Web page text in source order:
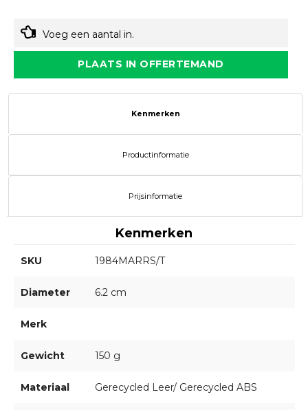
Voeg een aantal in.
PLAATS IN OFFERTEMAND
Kenmerken
Productinformatie
Prijsinformatie
Kenmerken
SKU 1984MARRS/T
Diameter 6.2 cm
Merk
Gewicht 150 g
Materiaal Gerecycled Leer/ Gerecycled ABS